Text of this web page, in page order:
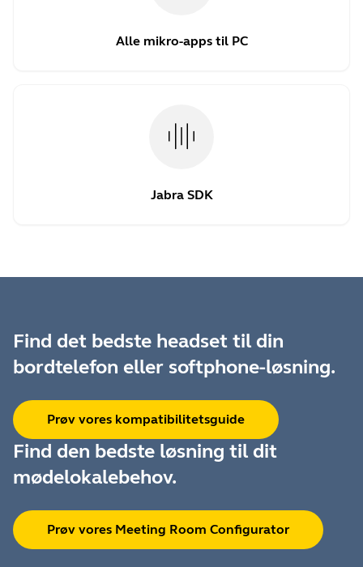
Alle mikro-apps til PC
Jabra SDK
Find det bedste headset til din
bordtelefon eller softphone-løsning.
Prøv vores kompatibilitetsguide
Find den bedste løsning til dit
mødelokalebehov.
Prøv vores Meeting Room Configurator